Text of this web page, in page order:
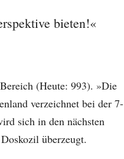
bieten!«
(Heute: 993). »Die
verzeichnet bei der 7-
sich in den nächsten
überzeugt.